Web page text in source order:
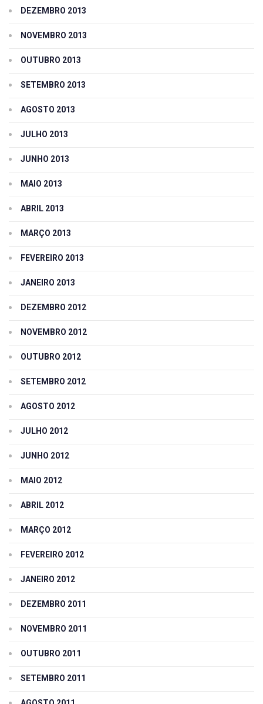
DEZEMBRO 2013
NOVEMBRO 2013
OUTUBRO 2013
SETEMBRO 2013
AGOSTO 2013
JULHO 2013
JUNHO 2013
MAIO 2013
ABRIL 2013
MARÇO 2013
FEVEREIRO 2013
JANEIRO 2013
DEZEMBRO 2012
NOVEMBRO 2012
OUTUBRO 2012
SETEMBRO 2012
AGOSTO 2012
JULHO 2012
JUNHO 2012
MAIO 2012
ABRIL 2012
MARÇO 2012
FEVEREIRO 2012
JANEIRO 2012
DEZEMBRO 2011
NOVEMBRO 2011
OUTUBRO 2011
SETEMBRO 2011